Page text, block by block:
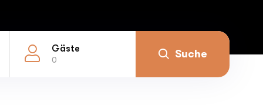
Gäste
0 Suche